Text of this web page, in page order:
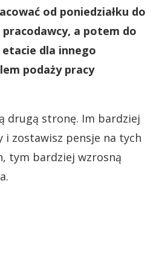
od poniedziałku do
a potem do
dla innego
podaży pracy
drugą stronę. Im bardziej
i zostawisz pensje na tych
tym bardziej wzrosną